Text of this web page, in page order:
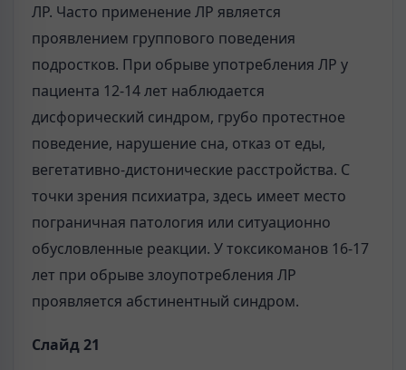
ЛР. Часто применение ЛР является
проявлением группового поведе­ния
подростков. При обрыве употребления ЛР у
пациента 12-14 лет наблюдается
дисфорический синдром, грубо протестное
поведение, наруше­ние сна, отказ от еды,
вегетативно-дистонические расстройства. С
точки зре­ния психиатра, здесь имеет место
пограничная патология или ситуационно
обусловленные реакции. У токсикоманов 16-17
лет при обрыве злоупотребле­ния ЛР
проявляется абстинентный синдром.
Слайд 21